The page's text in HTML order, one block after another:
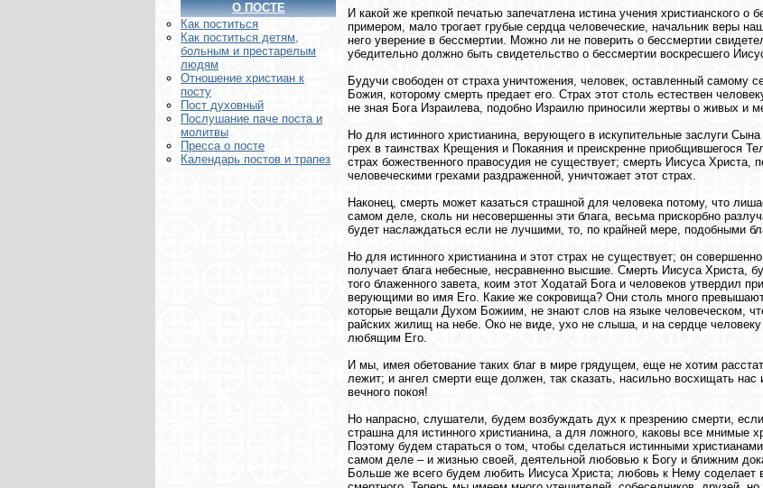
О ПОСТЕ
Как поститься
Как поститься детям,
больным и престарелым
людям
Отношение христиан к
посту
Пост духовный
Послушание паче поста и
молитвы
Пресса о посте
Календарь постов и трапез
И какой же крепкой печатью запечатлена истина учения христианского о
примером, мало трогает грубые сердца человеческие, начальник веры
него уверение в бессмертии. Можно ли не поверить о бессмертии
убедительно должно быть свидетельство о бессмертии воскресшего
Будучи свободен от страха уничтожения, человек, оставленный самому
Божия, которому смерть предает его. Страх этот столь естествен
не зная Бога Израилева, подобно Израилю приносили жертвы о живых и
Но для истинного христианина, верующего в искупительные заслуги
грех в таинствах Крещения и Покаяния и преискренне приобщившегося
страх божественного правосудия не существует; смерть Иисуса Христа,
человеческими грехами раздраженной, уничтожает этот страх.
Наконец, смерть может казаться страшной для человека потому, что
самом деле, сколь ни несовершенны эти блага, весьма прискорбно
будет наслаждаться если не лучшими, то, по крайней мере, подобными
Но для истинного христианина и этот страх не существует; он
получает блага небесные, несравненно высшие. Смерть Иисуса Христа,
того блаженного завета, коим этот Ходатай Бога и человеков утвердил
верующими во имя Его. Какие же сокровища? Они столь много
которые вещали Духом Божиим, не знают слов на языке человеческом,
райских жилищ на небе. Око не виде, ухо не слыша, и на сердце
любящим Его.
И мы, имея обетование таких благ в мире грядущем, еще не хотим
лежит; и ангел смерти еще должен, так сказать, насильно восхищать
вечного покоя!
Но напрасно, слушатели, будем возбуждать дух к презрению смерти,
страшна для истинного христианина, а для ложного, каковы все мнимые
Поэтому будем стараться о том, чтобы сделаться истинными
самом деле – и жизнью своей, деятельной любовью к Богу и ближним
Больше же всего будем любить Иисуса Христа; любовь к Нему соделает